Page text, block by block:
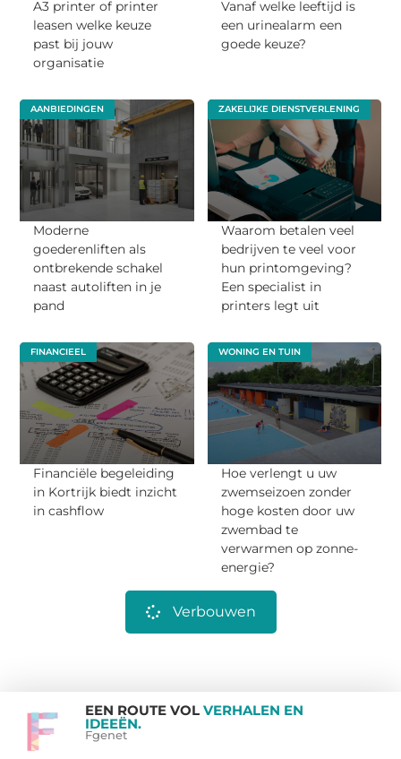
A3 printer of printer
leasen welke keuze
past bij jouw
organisatie
Vanaf welke leeftijd is
een urinealarm een
goede keuze?
AANBIEDINGEN
Moderne
goederenliften als
ontbrekende schakel
naast autoliften in je
pand
ZAKELIJKE DIENSTVERLENING
Waarom betalen veel
bedrijven te veel voor
hun printomgeving?
Een specialist in
printers legt uit
FINANCIEEL
Financiële begeleiding
in Kortrijk biedt inzicht
in cashflow
WONING EN TUIN
Hoe verlengt u uw
zwemseizoen zonder
hoge kosten door uw
zwembad te
verwarmen op zonne-
energie?
Verbouwen
EEN ROUTE VOL VERHALEN EN
IDEEËN.
Fgenet